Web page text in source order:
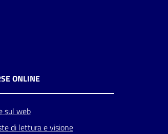
ONLINE
sul web
di lettura e visione